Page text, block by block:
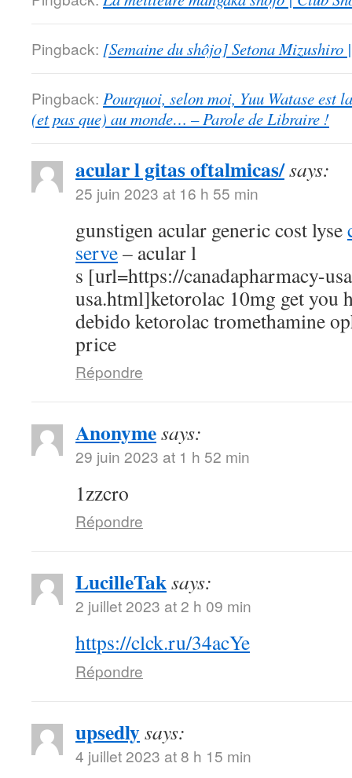
Pingback: [Semaine du shôjo] Setona Mizushiro
Pingback: Pourquoi, selon moi, Yuu Watase est
(et pas que) au monde… – Parole de Libraire !
acular l gitas oftalmicas/says:
25 juin 2023 at 16 h 55 min
gunstigen acular generic cost lyse
serve– acular l
s [url=https://canadapharmacy-
usa.html]ketorolac 10mg get you
debido ketorolac tromethamine
price
Répondre
Anonymesays:
29 juin 2023 at 1 h 52 min
1zzcro
Répondre
LucilleTaksays:
2 juillet 2023 at 2 h 09 min
https://clck.ru/34acYe
Répondre
upsedlysays:
4 juillet 2023 at 8 h 15 min